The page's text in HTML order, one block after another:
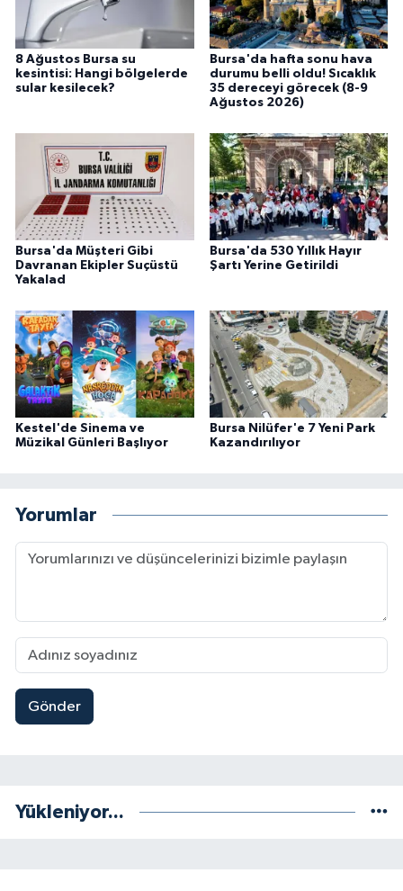
8 Ağustos Bursa su
kesintisi: Hangi bölgelerde
sular kesilecek?
Bursa'da hafta sonu hava
durumu belli oldu! Sıcaklık
35 dereceyi görecek (8-9
Ağustos 2026)
Bursa'da Müşteri Gibi
Davranan Ekipler Suçüstü
Yakalad
Bursa'da 530 Yıllık Hayır
Şartı Yerine Getirildi
Kestel'de Sinema ve
Müzikal Günleri Başlıyor
Bursa Nilüfer'e 7 Yeni Park
Kazandırılıyor
Yorumlar
Gönder
Yükleniyor...